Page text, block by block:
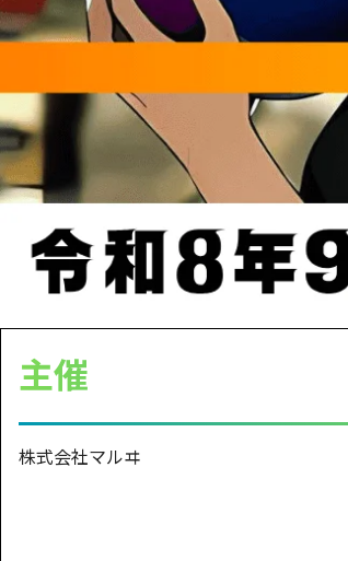
主催
株式会社マルヰ